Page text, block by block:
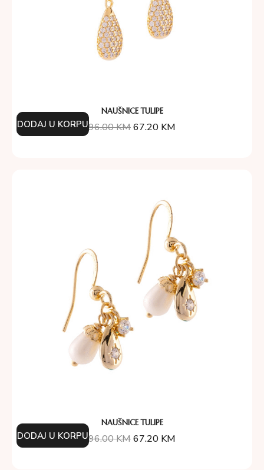
NAUŠNICE TULIPE
96.00KM67.20 KM
DODAJ U KORPU
NAUŠNICE TULIPE
96.00KM67.20 KM
DODAJ U KORPU